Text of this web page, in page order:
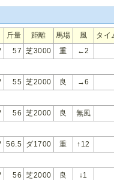
斤量 距離 馬場 風 タイ
57 芝3000 重 ←2
55 芝2000 良 →6
56 芝2000 良 無風
56.5 ダ1700 重 ↑12
56 芝2000 良 ↓1